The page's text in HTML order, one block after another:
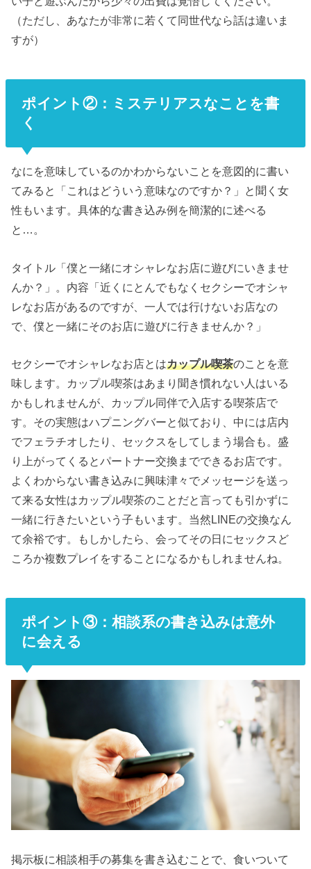
（ただし、あなたが非常に若くて同世代なら話は違いま
すが）
ポイント②：ミステリアスなことを書
く
なにを意味しているのかわからないことを意図的に書い
てみると「これはどういう意味なのですか？」と聞く女
性もいます。具体的な書き込み例を簡潔的に述べる
と…。
タイトル「僕と一緒にオシャレなお店に遊びにいきませ
んか？」。内容「近くにとんでもなくセクシーでオシャ
レなお店があるのですが、一人では行けないお店なの
で、僕と一緒にそのお店に遊びに行きませんか？」
セクシーでオシャレなお店とはカップル喫茶のことを意
味します。カップル喫茶はあまり聞き慣れない人はいる
かもしれませんが、カップル同伴で入店する喫茶店で
す。その実態はハプニングバーと似ており、中には店内
でフェラチオしたり、セックスをしてしまう場合も。盛
り上がってくるとパートナー交換までできるお店です。
よくわからない書き込みに興味津々でメッセージを送っ
て来る女性はカップル喫茶のことだと言っても引かずに
一緒に行きたいという子もいます。当然LINEの交換なん
て余裕です。もしかしたら、会ってその日にセックスど
ころか複数プレイをすることになるかもしれませんね。
ポイント③：相談系の書き込みは意外
に会える
掲示板に相談相手の募集を書き込むことで、食いついて